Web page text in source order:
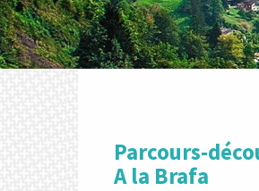
Parcours-
A la Brafa